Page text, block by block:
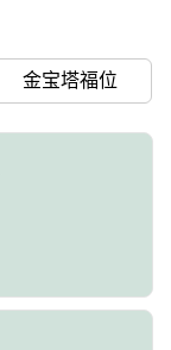
金宝塔福位